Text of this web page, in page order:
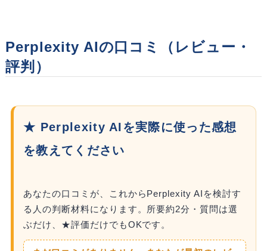
Perplexity AIの口コミ（レビュー・
評判）
★ Perplexity AIを実際に使った感想
を教えてください
あなたの口コミが、これからPerplexity AIを検討す
る人の判断材料になります。所要約2分・質問は選
ぶだけ、★評価だけでもOKです。